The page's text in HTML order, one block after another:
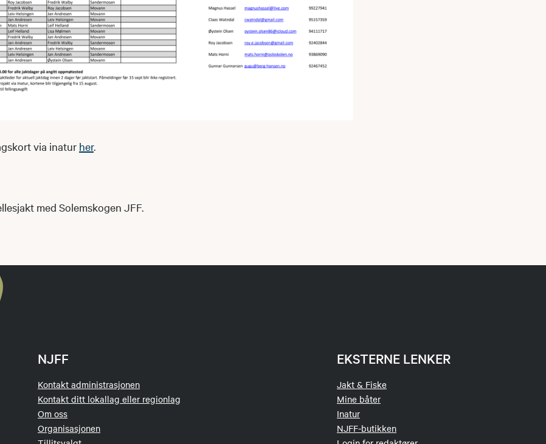
via inatur her.
med Solemskogen JFF.
NJFF
Kontakt administrasjonen
Kontakt ditt lokallag eller regionlag
Om oss
Organisasjonen
EKSTERNE LENKER
Jakt & Fiske
Mine båter
Inatur
NJFF-butikken